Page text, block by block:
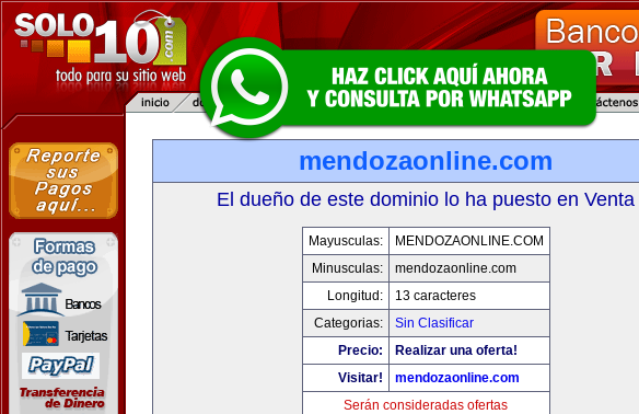
mendozaonline.com
El dueño de este dominio lo ha puesto en Venta
Mayusculas:
MENDOZAONLINE.COM
Minusculas:
mendozaonline.com
Longitud:
13 caracteres
Categorias:
Sin Clasificar
Precio:
Realizar una oferta!
Visitar!
mendozaonline.com
Serán consideradas ofertas